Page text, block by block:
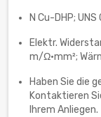
N Cu-DHP;
Elektr.
m/Ω•mm²;
Haben Sie die
Kontaktieren
Ihrem Anliegen.